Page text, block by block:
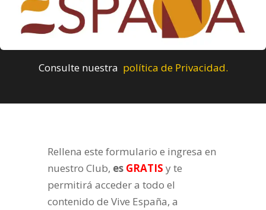
Consulte nuestra política de Privacidad.
Rellena este formulario e ingresa en
nuestro Club, es GRATIS y te
permitirá acceder a todo el
contenido de Vive España, a